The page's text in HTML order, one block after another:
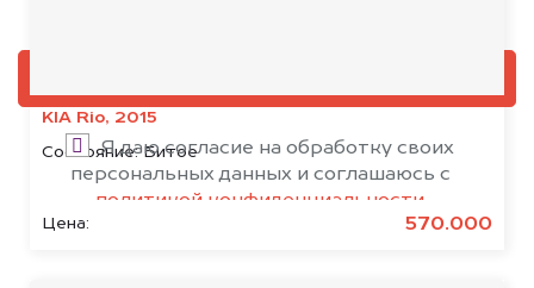
KIA Rio, 2015
Состояние:Битое
Цена: 570.000
Я даю согласие на обработку своих
персональных данных и соглашаюсь с
политикой конфиденциальности